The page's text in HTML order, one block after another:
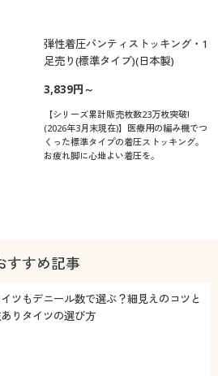
弾性着圧パンティストッキング・1
足売り(標準タイプ)(日本製)
3,839円～
【シリーズ累計販売枚数23万枚突破!
(2026年3月末現在)】医療用の編み機でつ
くった標準タイプの着圧ストッキング。
お疲れ脚に心地よい着圧を。
すすめ記事
ツもデニール数で選ぶ？細見えのコツと
りタイツの選び方